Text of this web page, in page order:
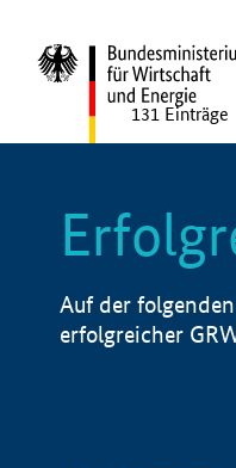
131 Einträge
Auf der
erfolgreicher